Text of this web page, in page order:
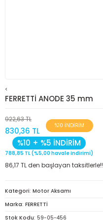
<
FERRETTİ ANODE 35 mm
922,63 TL
830,36 TL
%10 İNDİRİM
%10 + %5 İNDİRİM
788,85 TL (%5,00 havale indirimi)
86,17 TL den başlayan taksitlerle!!
Kategori Motor Aksamı
Marka FERRETTİ
Stok Kodu 59-05-456